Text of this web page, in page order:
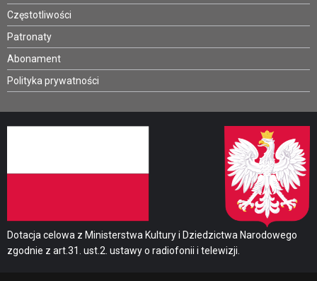
Częstotliwości
Patronaty
Abonament
Polityka prywatności
Dotacja celowa z Ministerstwa Kultury i Dziedzictwa Narodowego
zgodnie z art.31. ust.2. ustawy o radiofonii i telewizji.